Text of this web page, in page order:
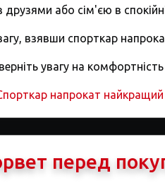
друзями або сім'єю в
взявши спорткар
увагу на
напрокат
перед